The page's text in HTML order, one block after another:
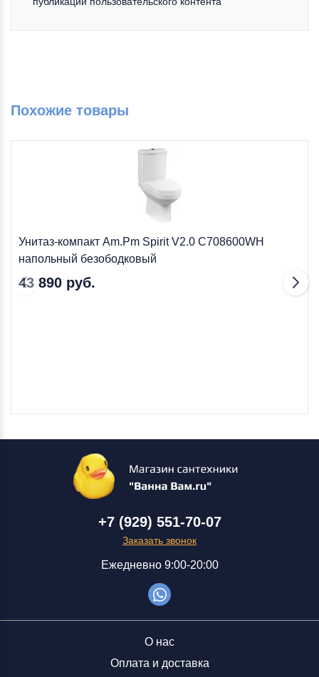
Похожие товары
Унитаз-компакт Am.Pm Spirit V2.0 C708600WH
напольный безободковый
43 890 руб.
+7 (929) 551-70-07
Заказать звонок
Ежедневно 9:00-20:00
О нас
Оплата и доставка